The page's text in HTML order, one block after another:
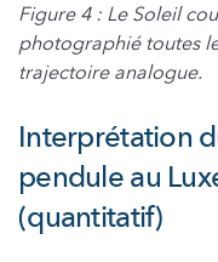
Figure 4 : Le Soleil
photographié toutes
trajectoire analogue.
Interprétation
pendule au
(quantitatif)